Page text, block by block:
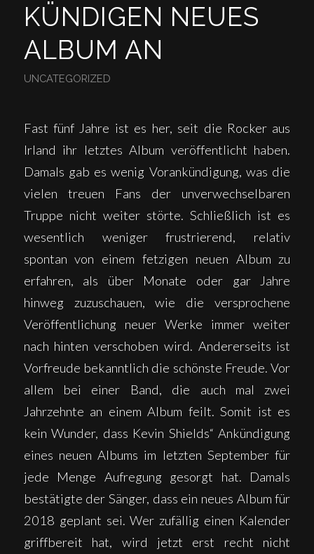
KÜNDIGEN NEUES
ALBUM AN
UNCATEGORIZED
Fast fünf Jahre ist es her, seit die Rocker aus
Irland ihr letztes Album veröffentlicht haben.
Damals gab es wenig Vorankündigung, was die
vielen treuen Fans der unverwechselbaren
Truppe nicht weiter störte. Schließlich ist es
wesentlich weniger frustrierend, relativ
spontan von einem fetzigen neuen Album zu
erfahren, als über Monate oder gar Jahre
hinweg zuzuschauen, wie die versprochene
Veröffentlichung neuer Werke immer weiter
nach hinten verschoben wird. Andererseits ist
Vorfreude bekanntlich die schönste Freude. Vor
allem bei einer Band, die auch mal zwei
Jahrzehnte an einem Album feilt. Somit ist es
kein Wunder, dass Kevin Shields“ Ankündigung
eines neuen Albums im letzten September für
jede Menge Aufregung gesorgt hat. Damals
bestätigte der Sänger, dass ein neues Album für
2018 geplant sei. Wer zufällig einen Kalender
griffbereit hat, wird jetzt erst recht nicht